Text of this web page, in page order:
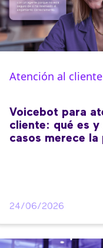
Atención al
Voicebot para
cliente: qué es y
casos merece la
24/06/2026